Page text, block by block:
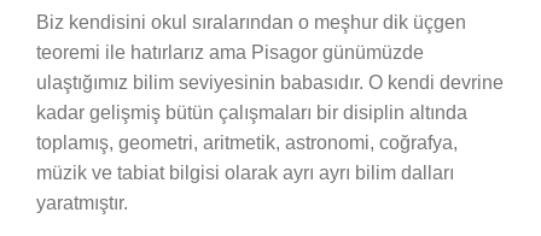
Biz kendisini okul sıralarından o meşhur dik üçgen
teoremi ile hatırlarız ama Pisagor günümüzde
ulaştığımız bilim seviyesinin babasıdır. O kendi devrine
kadar gelişmiş bütün çalışmaları bir disiplin altında
toplamış, geometri, aritmetik, astronomi, coğrafya,
müzik ve tabiat bilgisi olarak ayrı ayrı bilim dalları
yaratmıştır.